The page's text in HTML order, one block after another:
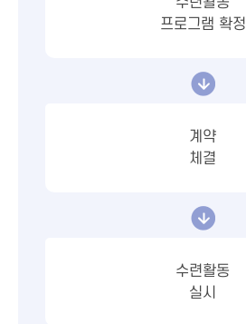
프로그램 확정
계약
체결
수련활동
실시